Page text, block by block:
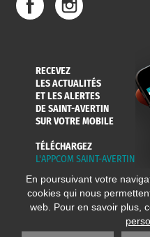
RECEVEZ
LES ACTUALITÉS
ET LES ALERTES
DE SAINT-AVERTIN
SUR VOTRE MOBILE
TÉLÉCHARGEZ
L'APPCOM SAINT-AVERTIN
En poursuivant votre
cookies qui nous
web. Pour en savoir plus,